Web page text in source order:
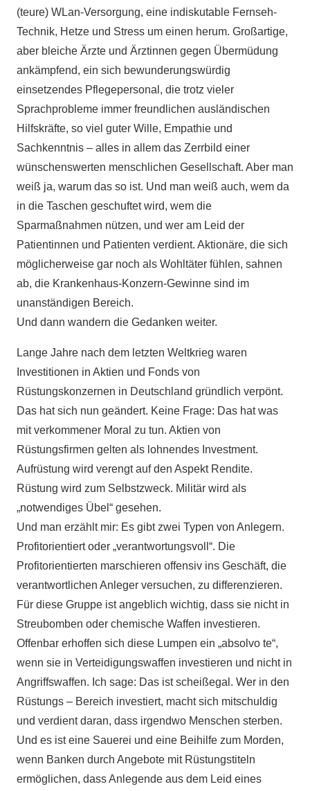
(teure) WLan-Versorgung, eine indiskutable Fernseh-
Technik, Hetze und Stress um einen herum. Großartige,
aber bleiche Ärzte und Ärztinnen gegen Übermüdung
ankämpfend, ein sich bewunderungswürdig
einsetzendes Pflegepersonal, die trotz vieler
Sprachprobleme immer freundlichen ausländischen
Hilfskräfte, so viel guter Wille, Empathie und
Sachkenntnis – alles in allem das Zerrbild einer
wünschenswerten menschlichen Gesellschaft. Aber man
weiß ja, warum das so ist. Und man weiß auch, wem da
in die Taschen geschuftet wird, wem die
Sparmaßnahmen nützen, und wer am Leid der
Patientinnen und Patienten verdient. Aktionäre, die sich
möglicherweise gar noch als Wohltäter fühlen, sahnen
ab, die Krankenhaus-Konzern-Gewinne sind im
unanständigen Bereich.
Und dann wandern die Gedanken weiter.
Lange Jahre nach dem letzten Weltkrieg waren
Investitionen in Aktien und Fonds von
Rüstungskonzernen in Deutschland gründlich verpönt.
Das hat sich nun geändert. Keine Frage: Das hat was
mit verkommener Moral zu tun. Aktien von
Rüstungsfirmen gelten als lohnendes Investment.
Aufrüstung wird verengt auf den Aspekt Rendite.
Rüstung wird zum Selbstzweck. Militär wird als
„notwendiges Übel“ gesehen.
Und man erzählt mir: Es gibt zwei Typen von Anlegern.
Profitorientiert oder „verantwortungsvoll“. Die
Profitorientierten marschieren offensiv ins Geschäft, die
verantwortlichen Anleger versuchen, zu differenzieren.
Für diese Gruppe ist angeblich wichtig, dass sie nicht in
Streubomben oder chemische Waffen investieren.
Offenbar erhoffen sich diese Lumpen ein „absolvo te“,
wenn sie in Verteidigungswaffen investieren und nicht in
Angriffswaffen. Ich sage: Das ist scheißegal. Wer in den
Rüstungs – Bereich investiert, macht sich mitschuldig
und verdient daran, dass irgendwo Menschen sterben.
Und es ist eine Sauerei und eine Beihilfe zum Morden,
wenn Banken durch Angebote mit Rüstungstiteln
ermöglichen, dass Anlegende aus dem Leid eines